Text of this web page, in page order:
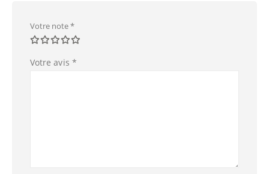
Votre note*
Votre avis *